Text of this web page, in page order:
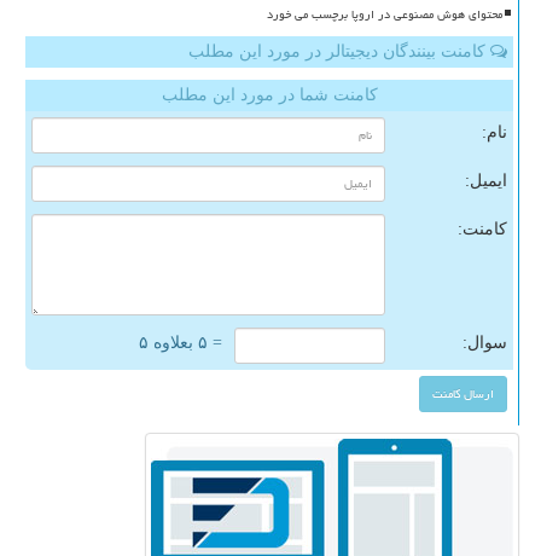
محتوای هوش مصنوعی در اروپا برچسب می خورد
کامنت بینندگان دیجیتالر در مورد این مطلب
کامنت شما در مورد این مطلب
نام:
ایمیل:
کامنت:
سوال: = ۵ بعلاوه ۵